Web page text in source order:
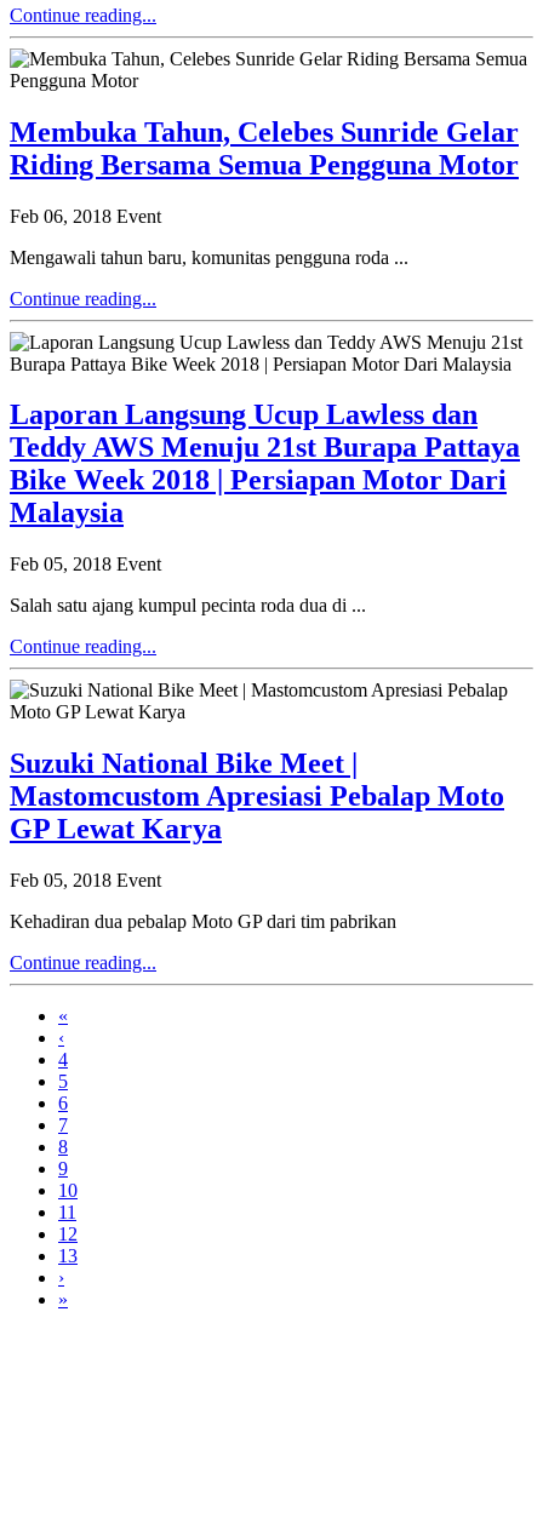
Continue reading...
Membuka Tahun, Celebes Sunride Gelar
Riding Bersama Semua Pengguna Motor
Feb 06, 2018 Event
Mengawali tahun baru, komunitas pengguna roda ...
Continue reading...
Laporan Langsung Ucup Lawless dan
Teddy AWS Menuju 21st Burapa Pattaya
Bike Week 2018 | Persiapan Motor Dari
Malaysia
Feb 05, 2018 Event
Salah satu ajang kumpul pecinta roda dua di ...
Continue reading...
Suzuki National Bike Meet |
Mastomcustom Apresiasi Pebalap Moto
GP Lewat Karya
Feb 05, 2018 Event
Kehadiran dua pebalap Moto GP dari tim pabrikan
Continue reading...
«
‹
4
5
6
7
8
9
10
11
12
13
›
»